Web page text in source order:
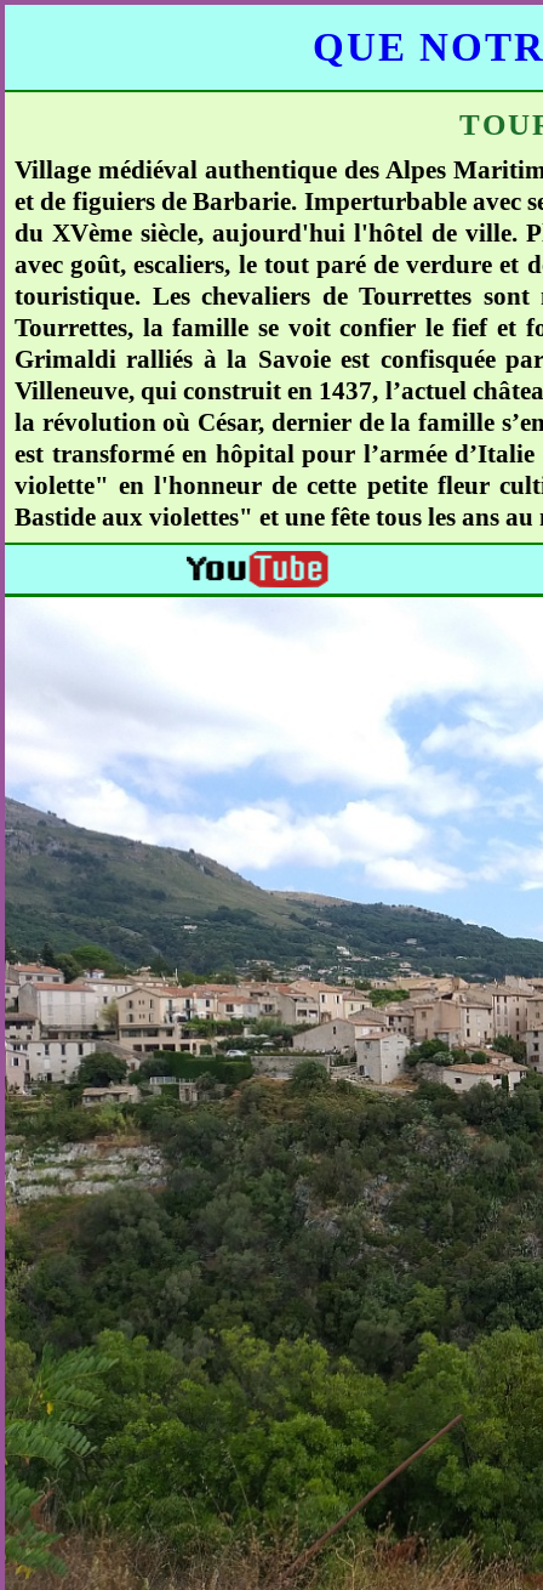
QUE
Village médiéval authentique des Alpes
et de figuiers de Barbarie. Imperturbable avec
du XVème siècle, aujourd'hui l'hôtel de ville.
avec goût, escaliers, le tout paré de verdure et
touristique. Les chevaliers de Tourrettes
Tourrettes, la famille se voit confier le fief et
Grimaldi ralliés à la Savoie est confisquée
Villeneuve, qui construit en 1437, l’actuel
la révolution où César, dernier de la famille
est transformé en hôpital pour l’armée
violette" en l'honneur de cette petite fleur
Bastide aux violettes" et une fête tous les ans